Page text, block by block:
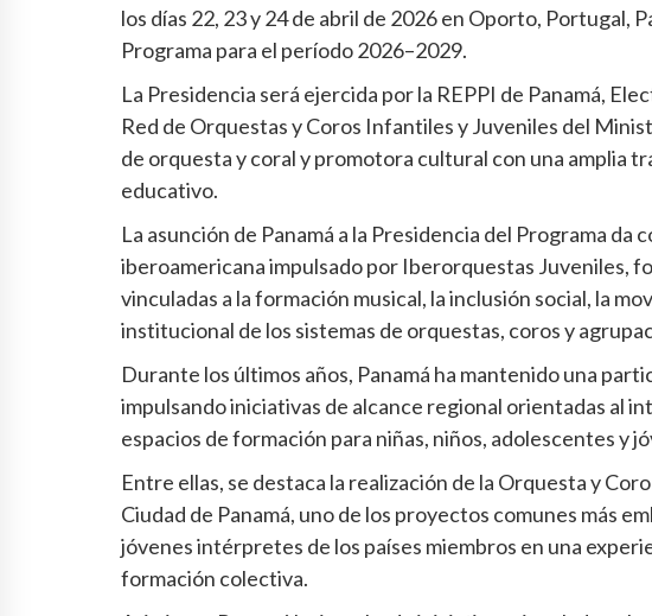
los días 22, 23 y 24 de abril de 2026 en Oporto, Portugal,
Programa para el período 2026–2029.
La Presidencia será ejercida por la REPPI de Panamá,
Red de Orquestas y Coros Infantiles y Juveniles del
de orquesta y coral y promotora cultural con una amplia
educativo.
La asunción de Panamá a la Presidencia del Programa
iberoamericana impulsado por Iberorquestas Juveniles,
vinculadas a la formación musical, la inclusión social, la
institucional de los sistemas de orquestas, coros y
Durante los últimos años, Panamá ha mantenido una
impulsando iniciativas de alcance regional orientadas al
espacios de formación para niñas, niños, adolescentes y
Entre ellas, se destaca la realización de la Orquesta y
Ciudad de Panamá, uno de los proyectos comunes más
jóvenes intérpretes de los países miembros en una
formación colectiva.